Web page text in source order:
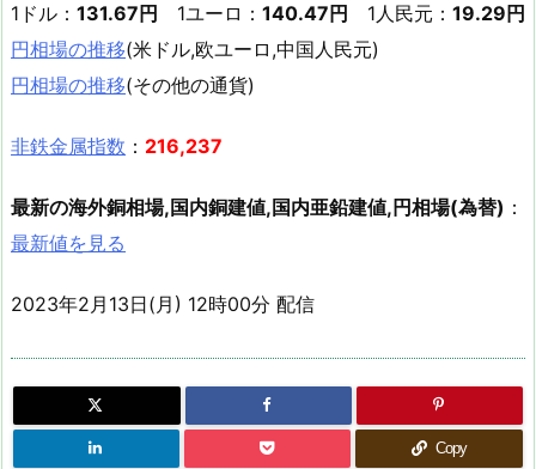
1ドル： 131.67円 1ユーロ： 140.47円 1人民元： 19.29円
円相場の推移(米ドル,欧ユーロ,中国人民元)
円相場の推移(その他の通貨)
非鉄金属指数 ： 216,237
最新の海外銅相場,国内銅建値,国内亜鉛建値,円相場(為替) ：
最新値を見る
2023年2月13日(月) 12時00分 配信
Copy